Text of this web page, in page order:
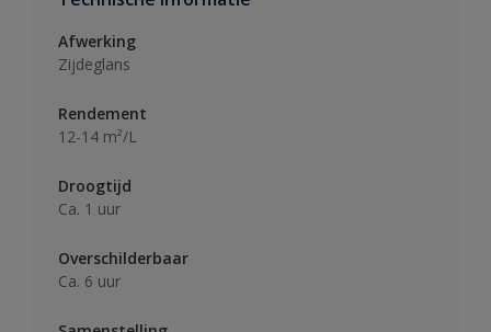
Afwerking
Zijdeglans
Rendement
12-14 m²/L
Droogtijd
Ca. 1 uur
Overschilderbaar
Ca. 6 uur